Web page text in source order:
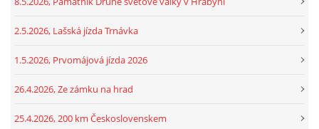
2.5.2026, Lašská jízda Trnávka
1.5.2026, Prvomájová jízda 2026
26.4.2026, Ze zámku na hrad
25.4.2026, 200 km Československem